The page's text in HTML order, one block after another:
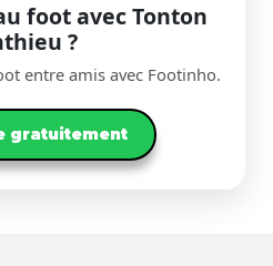
foot avec Tonton
?
entre amis avec Footinho.
gratuitement